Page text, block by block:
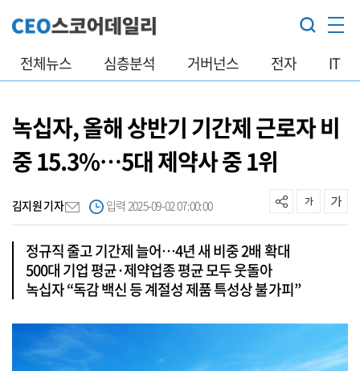
전체뉴스 심층분석 거버넌스 전자 IT
녹십자, 올해 상반기 기간제 근로자 비
중 15.3%…5대 제약사 중 1위
김지원 기자 입력 2025-09-02 07:00:00
정규직 줄고 기간제 늘어…4년 새 비중 2배 확대
500대 기업 평균·제약업종 평균 모두 웃돌아
녹십자 “독감 백신 등 계절성 제품 특성상 불가피”